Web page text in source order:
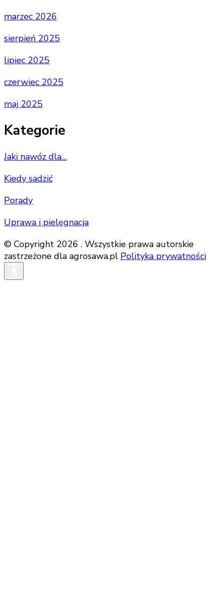
marzec 2026
sierpień 2025
lipiec 2025
czerwiec 2025
maj 2025
Kategorie
Jaki nawóz dla…
Kiedy sadzić
Porady
Uprawa i pielęgnacja
© Copyright 2026 . Wszystkie prawa autorskie
zastrzeżone dla agrosawa.pl Polityka prywatności